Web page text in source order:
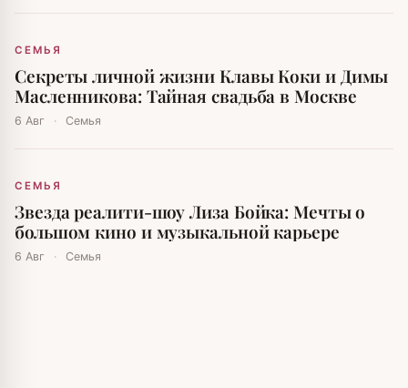
СЕМЬЯ
Секреты личной жизни Клавы Коки и Димы
Масленникова: Тайная свадьба в Москве
6 Авг · Семья
СЕМЬЯ
Звезда реалити-шоу Лиза Бойка: Мечты о
большом кино и музыкальной карьере
6 Авг · Семья